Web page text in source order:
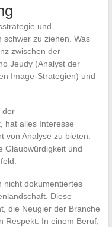
und
zu ziehen. Was
zwischen der
Jeudy (Analyst der
Image-Strategien) und
der
hat alles Interesse
von Analyse zu bieten.
Glaubwürdigkeit und
nicht dokumentiertes
Diese
die Neugier der Branche
Respekt. In einem Beruf,